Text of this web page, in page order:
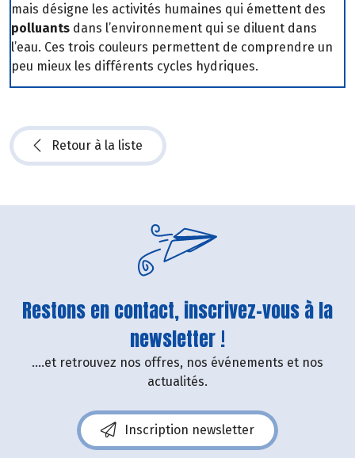
mais désigne les activités humaines qui émettent des
polluants dans l’environnement qui se diluent dans
l’eau. Ces trois couleurs permettent de comprendre un
peu mieux les différents cycles hydriques.
Retour à la liste
Restons en contact, inscrivez-vous à la
newsletter !
....et retrouvez nos offres, nos événements et nos
actualités.
Inscription newsletter